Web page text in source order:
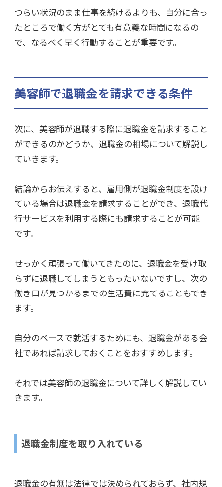
つらい状況のまま仕事を続けるよりも、自分に合っ
たところで働く方がとても有意義な時間になるの
で、なるべく早く行動することが重要です。
美容師で退職金を請求できる条件
次に、美容師が退職する際に退職金を請求すること
ができるのかどうか、退職金の相場について解説し
ていきます。
結論からお伝えすると、雇用側が退職金制度を設け
ている場合は退職金を請求することができ、退職代
行サービスを利用する際にも請求することが可能
です。
せっかく頑張って働いてきたのに、退職金を受け取
らずに退職してしまうともったいないですし、次の
働き口が見つかるまでの生活費に充てることもでき
ます。
自分のペースで就活するためにも、退職金がある会
社であれば請求しておくことをおすすめします。
それでは美容師の退職金について詳しく解説してい
きます。
退職金制度を取り入れている
退職金の有無は法律では決められておらず、社内規